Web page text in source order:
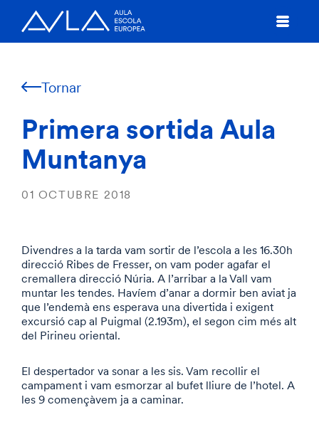
Tornar
Primera sortida Aula
Muntanya
01 OCTUBRE 2018
Divendres a la tarda vam sortir de l’escola a les 16.30h
direcció Ribes de Fresser, on vam poder agafar el
cremallera direcció Núria. A l’arribar a la Vall vam
muntar les tendes. Havíem d’anar a dormir ben aviat ja
que l’endemà ens esperava una divertida i exigent
excursió cap al Puigmal (2.193m), el segon cim més alt
del Pirineu oriental.
El despertador va sonar a les sis. Vam recollir el
campament i vam esmorzar al bufet lliure de l’hotel. A
les 9 començàvem ja a caminar.